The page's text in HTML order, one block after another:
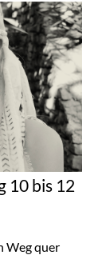
10 bis 12
Weg quer